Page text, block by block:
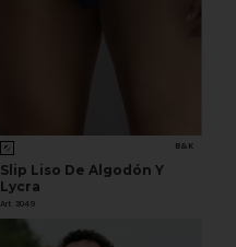
B&K
Slip Liso De Algodón Y
Lycra
Art. 3049